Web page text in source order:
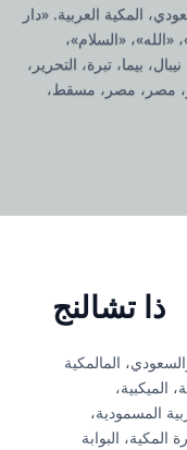
المكية العربية. «دار
«السلام»،
بيما، تبرة، التحرير،
مصر، مصر، مسقط،
ذا تشالنج
المالمكية
الميكبية،
المسمودية،
البوابة